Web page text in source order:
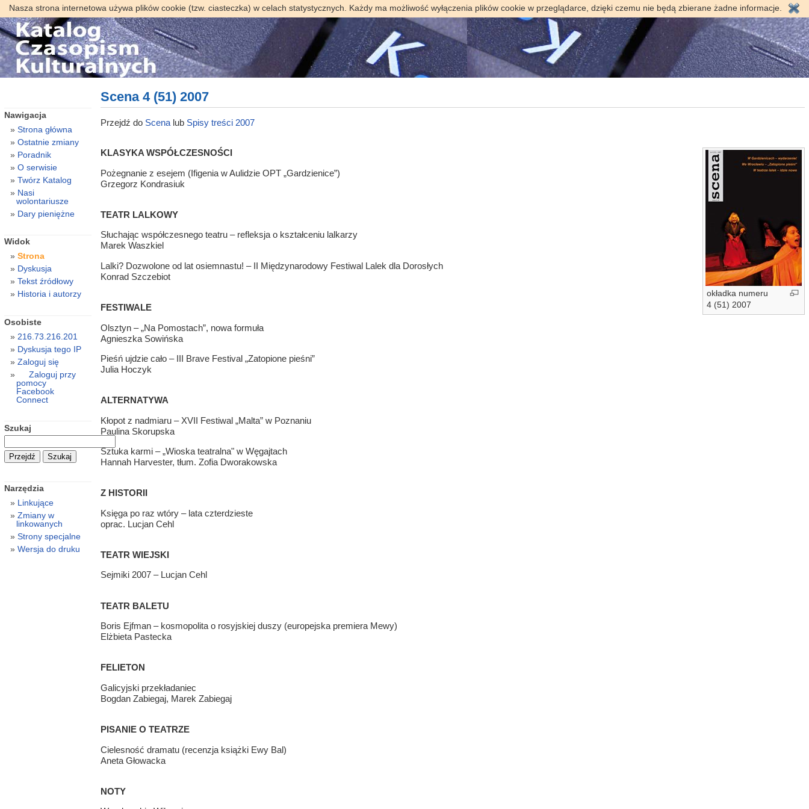
Nasza strona internetowa używa plików cookie (tzw. ciasteczka) w celach statystycznych. Każdy ma możliwość wyłączenia plików cookie w przeglądarce, dzięki czemu nie będą zbierane żadne informacje.
Scena 4 (51) 2007
Przejdź do Scena lub Spisy treści 2007
okładka numeru
4 (51) 2007
KLASYKA WSPÓŁCZESNOŚCI
Pożegnanie z esejem (Ifigenia w Aulidzie OPT „Gardzienice”)
Grzegorz Kondrasiuk
TEATR LALKOWY
Słuchając współczesnego teatru – refleksja o kształceniu lalkarzy
Marek Waszkiel
Lalki? Dozwolone od lat osiemnastu! – II Międzynarodowy Festiwal Lalek dla Dorosłych
Konrad Szczebiot
FESTIWALE
Olsztyn – „Na Pomostach”, nowa formuła
Agnieszka Sowińska
Pieśń ujdzie cało – III Brave Festival „Zatopione pieśni”
Julia Hoczyk
ALTERNATYWA
Kłopot z nadmiaru – XVII Festiwal „Malta” w Poznaniu
Paulina Skorupska
Sztuka karmi – „Wioska teatralna" w Węgajtach
Hannah Harvester, tłum. Zofia Dworakowska
Z HISTORII
Księga po raz wtóry – lata czterdzieste
oprac. Lucjan Cehl
TEATR WIEJSKI
Sejmiki 2007 – Lucjan Cehl
TEATR BALETU
Boris Ejfman – kosmopolita o rosyjskiej duszy (europejska premiera Mewy)
Elżbieta Pastecka
FELIETON
Galicyjski przekładaniec
Bogdan Zabiegaj, Marek Zabiegaj
PISANIE O TEATRZE
Cielesność dramatu (recenzja książki Ewy Bal)
Aneta Głowacka
NOTY
Nawigacja
Strona główna
Ostatnie zmiany
Poradnik
O serwisie
Twórz Katalog
Nasi
wolontariusze
Dary pieniężne
Widok
Strona
Dyskusja
Tekst źródłowy
Historia i autorzy
Osobiste
216.73.216.201
Dyskusja tego IP
Zaloguj się
Zaloguj przy
pomocy
Facebook
Connect
Szukaj
Narzędzia
Linkujące
Zmiany w
linkowanych
Strony specjalne
Wersja do druku